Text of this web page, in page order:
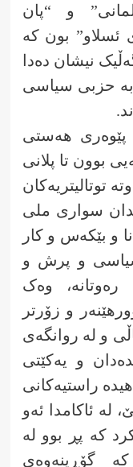
و “پان
ئسلاو” بون کە
نیشان دەدا
حزبی سیاسی
پێوەری هەستی
بوون تا پلانی
توتالیتریەکان
سواری ملی
و بێکەس و کار
و پرش و
رەوتانە، وەک
و زۆرتر
و لە روانگەی
و یەکێتی
راستیەکانی
لە ئاکامدا ئەو
کە پڕ بوو لە
گۆڕینەوەی